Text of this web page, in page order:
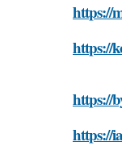
https://
https://
https://
https://